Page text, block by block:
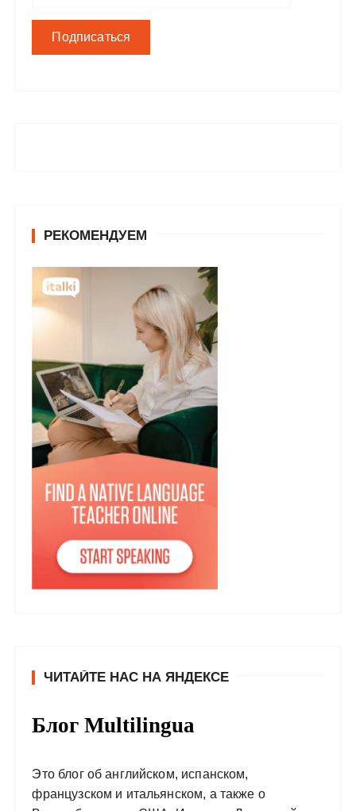
РЕКОМЕНДУЕМ
ЧИТАЙТЕ НАС НА ЯНДЕКСЕ
Блог Multilingua
Это блог об английском, испанском,
французском и итальянском, а также о